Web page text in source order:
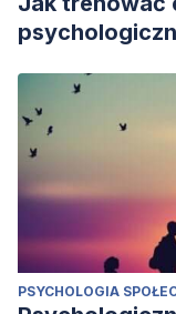
PSYCHOLOGIA